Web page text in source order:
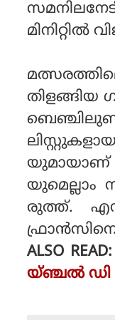
യുമായാണ്
യുമെല്ലാം
രുത്ത്.
ALSO READ:
യ്ഞ്ചൽ ഡി